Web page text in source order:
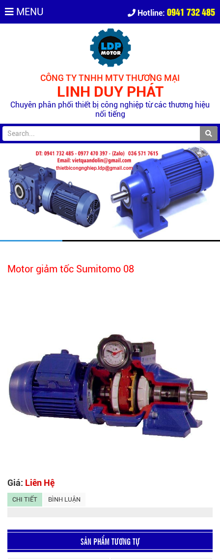
MENU Hotline: 0941 732 485
CÔNG TY TNHH MTV THƯƠNG MẠI
LINH DUY PHÁT
Chuyên phân phối thiết bị công nghiệp từ các thương hiệu
nổi tiếng
Motor giảm tốc Sumitomo 08
Giá: Liên Hệ
CHI TIẾT BÌNH LUẬN
SẢN PHẨM TƯƠNG TỰ